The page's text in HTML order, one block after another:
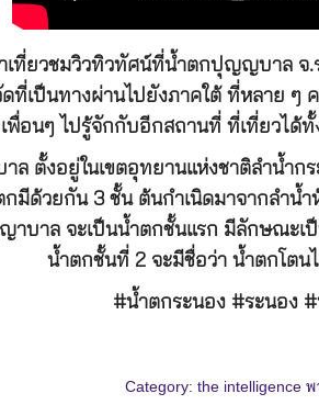
เที่ยวชมวิวทิวทัศน์ที่น้ำตกปุญญบาล จ
ที่เป็นทางผ่านไปยังภาคใต้ ที่หลาย ๆ
เพื่อนๆ ไปรู้จักกับอีกสถานที่ ที่เที่ยวได้
ตั้งอยู่ในเขตอุทยานแห่งชาติลำน้ำก
กมีด้วยกัน 3 ชั้น ต้นกำเนิดมาจากลำน้ำ
าบาล จะเป็นน้ำตกชั้นแรก มีลักษณะเ
น้ำตกชั้นที่ 2 จะมีชื่อว่า น้ำตกโต
#น้ำตกระนอง #ระนอง
Category: the intelligence พ